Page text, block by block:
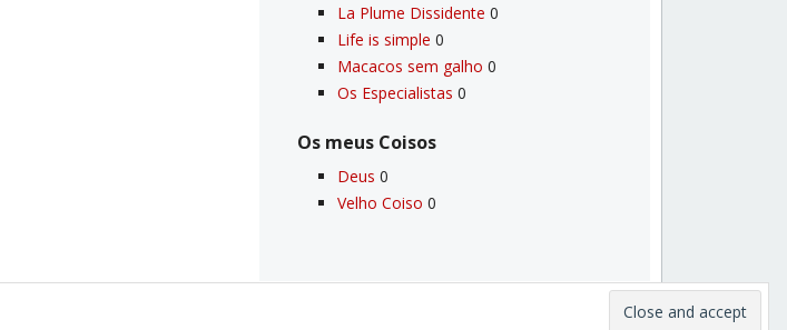
La Plume Dissidente 0
Life is simple 0
Macacos sem galho 0
Os Especialistas 0
Os meus Coisos
Deus 0
Velho Coiso 0